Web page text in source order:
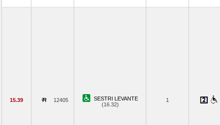
15.39 12405
SESTRI LEVANTE
(16.32)
1